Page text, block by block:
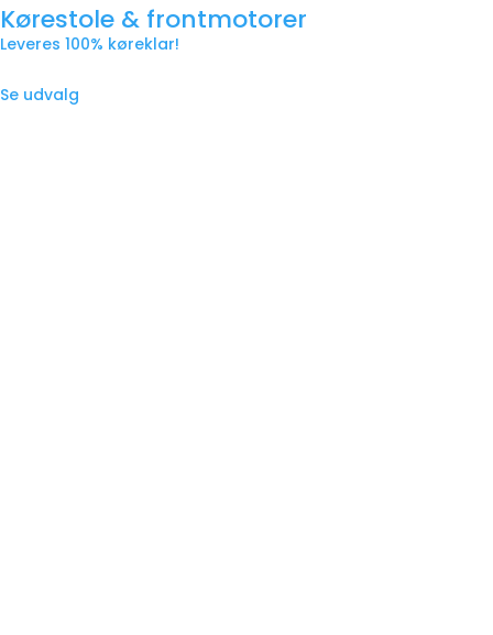
Kørestole & frontmotorer
Leveres 100% køreklar!
Se udvalg